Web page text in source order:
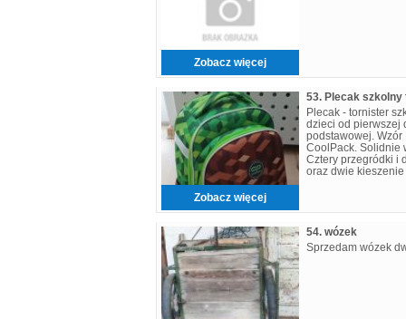
Zobacz więcej
Zobacz więcej
53. Plecak
Plecak - tornister
dzieci od pierwszej
podstawowej. Wzór
CoolPack. Solidnie
Cztery przegródki i
oraz dwie
54. wózek
Sprzedam wózek